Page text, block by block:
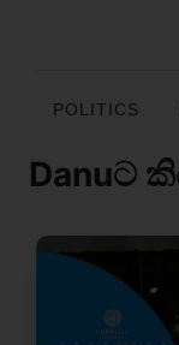
POLITICS